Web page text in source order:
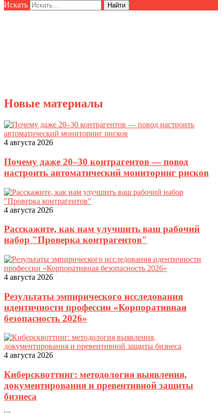
Искать Найти
Новые материалы
4 августа 2026
Почему даже 20–30 контрагентов — повод
настроить автоматический мониторинг рисков
4 августа 2026
Расскажите, как нам улучшить ваш рабочий
набор "Проверка контрагентов"
4 августа 2026
Результаты эмпирического исследования
идентичности профессии «Корпоративная
безопасность 2026»
4 августа 2026
Киберсквоттинг: методология выявления,
документирования и превентивной защиты
бизнеса